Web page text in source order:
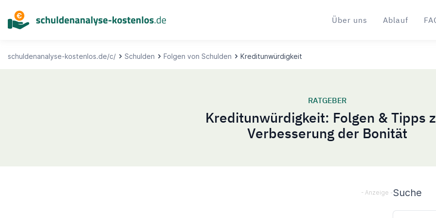
springen
Über uns Ablauf
schuldenanalyse-kostenlos.de/c/ Schulden Folgen von Schulden Kreditunwürdigkeit
RATGEBER
Kreditunwürdigkeit: Folgen & Tipps
Verbesserung der Bonität
Sidebar
Suche